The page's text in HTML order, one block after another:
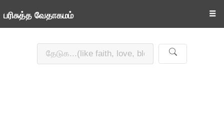
பரிசுத்த வேதாகமம் ☰